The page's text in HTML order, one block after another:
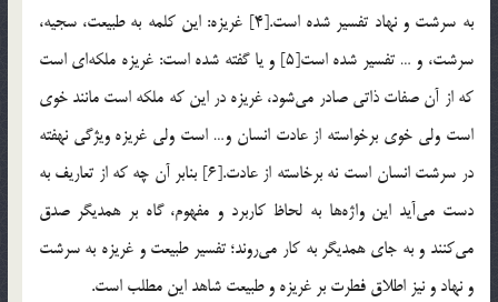
به سرشت و نهاد تفسير شده است.[4] غريزه: اين كلمه به طبيعت، سجيه،
سرشت، و … تفسير شده است[5] و يا گفته شده است: غريزه ملكه‌اي است
كه از آن صفات ذاتي صادر مي‌شود، غريزه در اين كه ملكه است مانند خوي
است ولي خوي برخواسته از عادت انسان و… است ولي غريزه ويژگي نهفته
در سرشت انسان است نه برخاسته از عادت.[6] بنابر آن چه كه از تعاريف به
دست مي‌آيد اين واژه‌ها به لحاظ كاربرد و مفهوم، گاه بر همديگر صدق
مي‌كنند و به جاي همديگر به كار مي‌روند؛ تفسير طبيعت و غريزه به سرشت
و نهاد و نيز اطلاق فطرت بر غريزه و طبيعت شاهد اين مطلب است.